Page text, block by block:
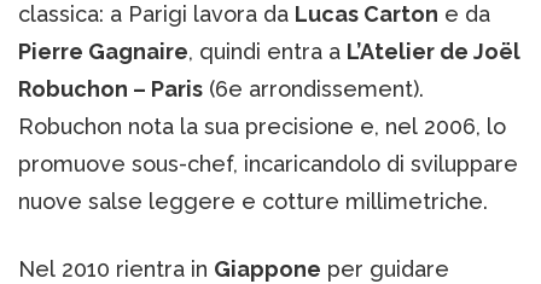
classica: a Parigi lavora da Lucas Carton e da
Pierre Gagnaire, quindi entra a L’Atelier de Joël
Robuchon – Paris (6e arrondissement).
Robuchon nota la sua precisione e, nel 2006, lo
promuove sous-chef, incaricandolo di sviluppare
nuove salse leggere e cotture millimetriche.
Nel 2010 rientra in Giappone per guidare